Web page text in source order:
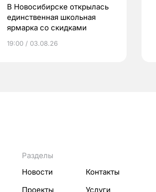
В Новосибирске открылась
единственная школьная
ярмарка со скидками
19:00 / 03.08.26
Разделы
Новости
Контакты
Проекты
Услуги